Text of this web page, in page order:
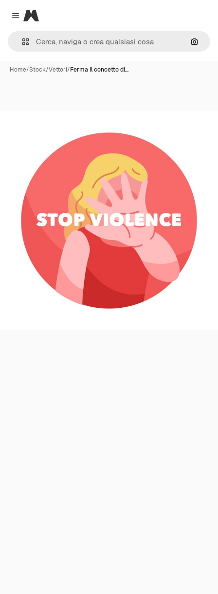
Close menu
Magnific
Cerca
Home/Stock/Vettori/Ferma il concetto di…